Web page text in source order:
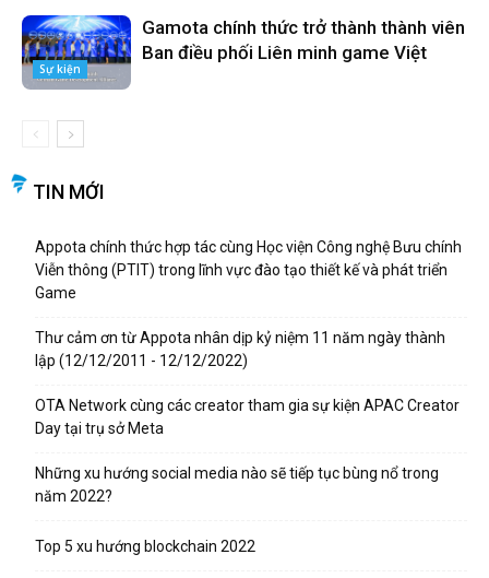
Sự kiện
Gamota chính thức trở thành thành viên
Ban điều phối Liên minh game Việt
TIN MỚI
Appota chính thức hợp tác cùng Học viện Công nghệ Bưu chính
Viễn thông (PTIT) trong lĩnh vực đào tạo thiết kế và phát triển
Game
Thư cảm ơn từ Appota nhân dịp kỷ niệm 11 năm ngày thành
lập (12/12/2011 - 12/12/2022)
OTA Network cùng các creator tham gia sự kiện APAC Creator
Day tại trụ sở Meta
Những xu hướng social media nào sẽ tiếp tục bùng nổ trong
năm 2022?
Top 5 xu hướng blockchain 2022